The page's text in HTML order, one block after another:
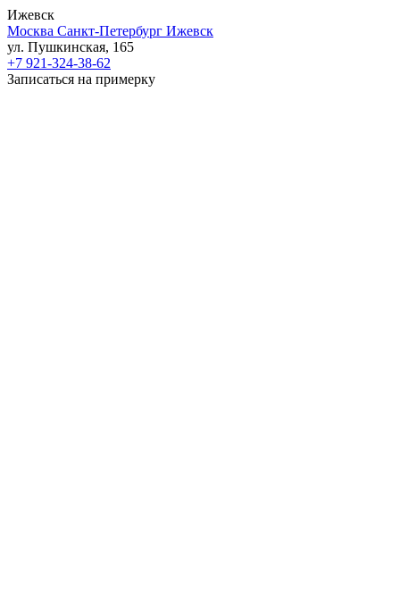
Ижевск
Москва Санкт-Петербург Ижевск
ул. Пушкинская, 165
+7 921-324-38-62
Записаться на примерку